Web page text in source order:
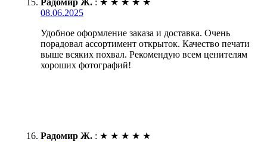
Радомир Ж. : ★ ★ ★ ★ ★
08.06.2025
Удобное оформление заказа и доставка. Очень
порадовал ассортимент открыток. Качество печати
выше всяких похвал. Рекомендую всем ценителям
хороших фотографий!
Радомир Ж. : ★ ★ ★ ★ ★